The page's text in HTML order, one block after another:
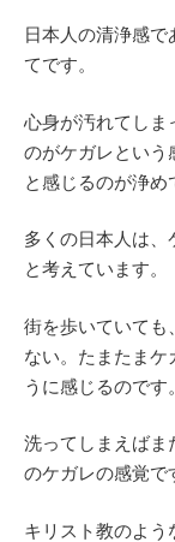
日本人の清浄感
てです。
心身が汚れてしま
のがケガレという
と感じるのが浄め
多くの日本人は、
と考えています。
街を歩いていても
ない。たまたまケ
うに感じるのです。
洗ってしまえばま
のケガレの感覚で
キリスト教のよう